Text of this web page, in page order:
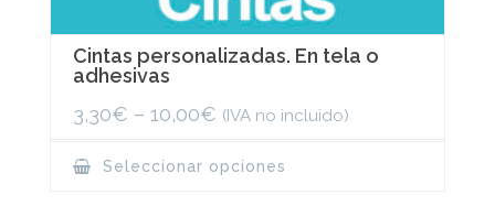
Cintas personalizadas. En tela o
adhesivas
3,30€ – 10,00€ (IVA no incluido)
Seleccionar opciones